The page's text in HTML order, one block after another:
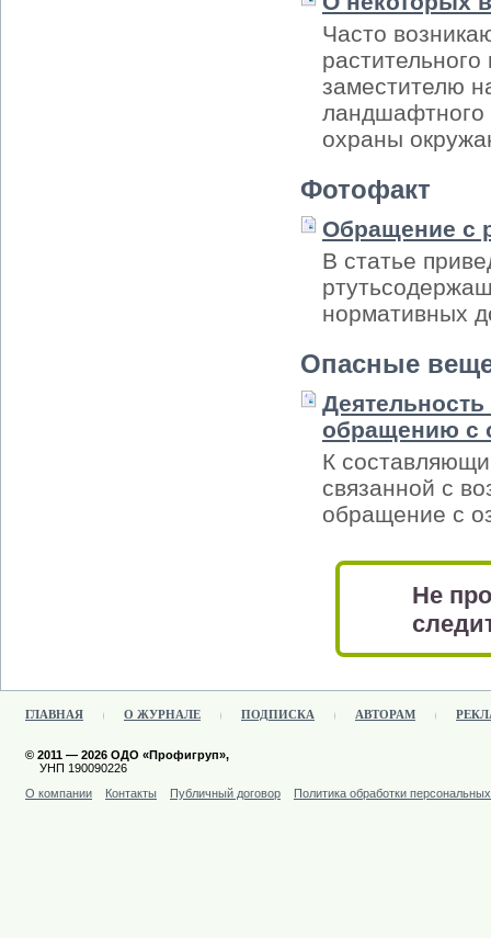
Часто
заместителю
ландшафтного
охраны
Фотофакт
Обращение с
В статье
нормативных
Опасные
обращению с
К
связанной с
обращение с
Не
ГЛАВНАЯ О ЖУРНАЛЕ ПОДПИСКА АВТОРАМ
© 2011 — 2026 ОДО «Профигруп»,
УНП 190090226
О компании
Контакты Публичный договор Политика обработки